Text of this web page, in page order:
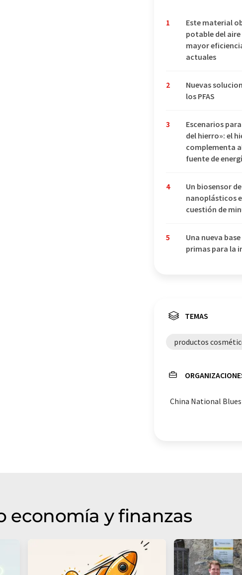
1
Este material
potable del
mayor
actuales
2
Nuevas
los PFAS
3
Escenarios
del hierro»: el
complementa
fuente de
4
Un biosensor
nanoplásticos
cuestión de
5
Una nueva
primas para la
TEMAS
productos
China National
economía y finanzas